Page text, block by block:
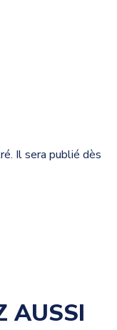
Il sera publié dès
AUSSI